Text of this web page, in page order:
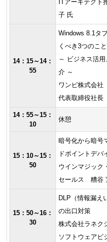
ITアーキテク
子 氏
14：15～14：
55
Windows 8.1タ
くべき3つのこと
～ ビジネス活
介 ～
ワンビ株式会社
代表取締役社
14：55～15：
10
休憩
15：10～15：
50
暗号化から暗号
ドポイントデバ
ウインマジック
セールス 糟谷
15：50～16：
30
DLP（情報漏え
の出口対策
株式会社ラネク
ソフトウェア